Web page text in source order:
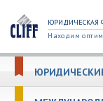
ЮРИДИЧЕСКАЯ
Находим